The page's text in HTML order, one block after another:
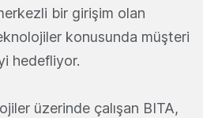
bir girişim olan
konusunda müşteri
hedefliyor.
üzerinde çalışan BITA,